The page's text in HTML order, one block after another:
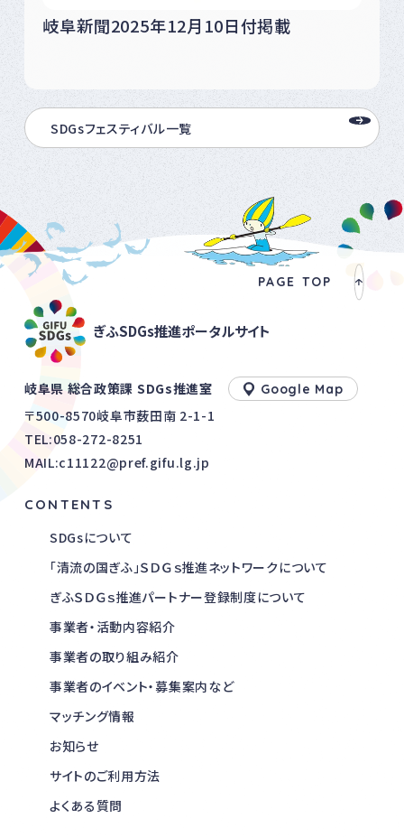
岐阜新聞2025年12月10日付掲載
SDGsフェスティバル一覧
PAGE TOP
ぎふSDGs推進ポータルサイト
岐阜県 総合政策課 SDGs推進室 Google Map
〒500-8570岐阜市薮田南 2-1-1
TEL:058-272-8251
MAIL:c11122@pref.gifu.lg.jp
CONTENTS
SDGsについて
「清流の国ぎふ」ＳＤＧｓ推進ネットワークについて
ぎふＳＤＧｓ推進パートナー登録制度について
事業者・活動内容紹介
事業者の取り組み紹介
事業者のイベント・募集案内など
マッチング情報
お知らせ
サイトのご利用方法
よくある質問